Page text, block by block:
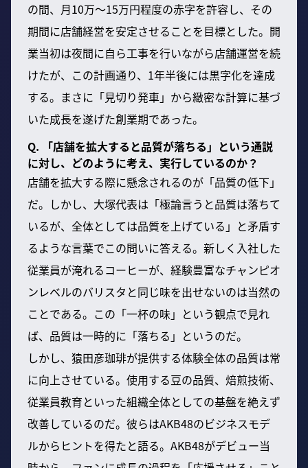
の間、月10万〜15万円程度の赤字を許容し、その
期間に店舗経営を安定させることを目標とした。開
業当初は夜間に自ら工事を行いながら店舗運営を続
けたが、この計画通り、1年半後には黒字化を達成
する。まさに「見切り発車」から緻密な計算に基づ
いた成長を遂げた創業期であった。
Q. 「店舗を拡大すると品質が落ちる」という通説
に対し、どのように考え、実行しているのか？
店舗を拡大する際に懸念されるのが「品質の低下」
だ。しかし、大塚代表は「極論言うと品質は落ちて
いるが、全体としては品質を上げている」と矛盾す
るような言葉でこの問いに答える。新しく入社した
従業員が淹れるコーヒーが、経験豊富なチャンピオ
ンレベルのバリスタと同じ味を出せないのは当然の
ことである。この「一杯の味」という観点で見れ
ば、品質は一時的に「落ちる」というのだ。
しかし、猿田彦珈琲が提供する体験全体の品質は常
に向上させている。使用する豆の品質、焙煎技術、
従業員教育といった組織全体としての基盤を絶えず
改善しているのだ。彼らはAKB48のビジネスモデ
ルからヒントを得たと語る。AKB48がデビュー当